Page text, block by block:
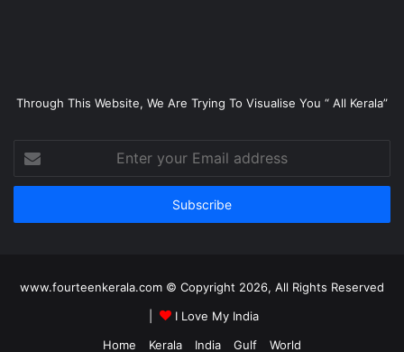
Through This Website, We Are Trying To Visualise You “ All Kerala”
your
Email
www.fourteenkerala.com © Copyright 2026, All Rights Reserved
I Love My India
Home
Kerala India Gulf World